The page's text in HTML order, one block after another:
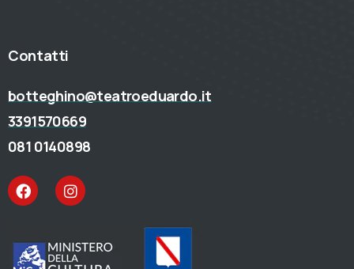
Contatti
botteghino@teatroeduardo.it
3391570669
081 0140898